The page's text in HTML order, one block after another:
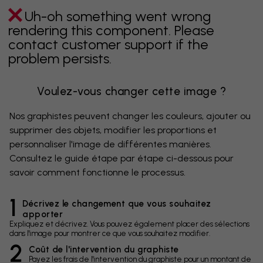
Uh-oh something went wrong
rendering this component. Please
contact customer support if the
problem persists.
Voulez-vous changer cette image ?
Nos graphistes peuvent changer les couleurs, ajouter ou
supprimer des objets, modifier les proportions et
personnaliser l'image de différentes manières.
Consultez le guide étape par étape ci-dessous pour
savoir comment fonctionne le processus.
1
Décrivez le changement que vous souhaitez
apporter
Expliquez et décrivez. Vous pouvez également placer des sélections
dans l'image pour montrer ce que vous souhaitez modifier.
2 Coût de l'intervention du graphiste
Payez les frais de l'intervention du graphiste pour un montant de